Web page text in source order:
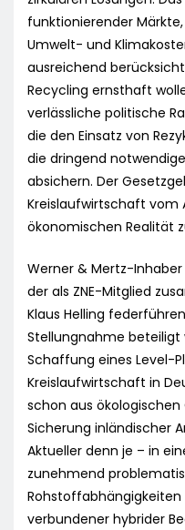
funktionierender
Umwelt- und
ausreichend
Recycling ernsthaft
verlässliche politische
die den Einsatz von
die dringend
absichern. Der
Kreislaufwirtschaft vom
ökonomischen Realität
Werner & Mertz-Inhaber
der als ZNE-Mitglied
Klaus Helling
Stellungnahme beteiligt
Schaffung eines Level-
Kreislaufwirtschaft in
schon aus
Sicherung inländischer
Aktueller denn je – in
zunehmend
verbundener hybrider